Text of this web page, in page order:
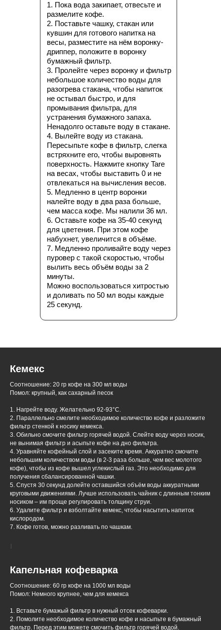
1. Пока вода закипает, отвесьте и
размелите кофе.
2. Поставьте чашку, стакан или
кувшин для готового напитка на
весы, разместите на нём воронку-
дриппер, положите в воронку
бумажный фильтр.
3. Пролейте через воронку и фильтр
небольшое количество воды для
разогрева стакана, чтобы напиток
не остывал быстро, и для
промывания фильтра, для
устранения бумажного запаха.
Ненадолго оставьте воду в стакане.
4. Вылейте воду из стакана.
Пересыпьте кофе в фильтр, слегка
встряхните его, чтобы выровнять
поверхность. Нажмите кнопку Tare
на весах, чтобы выставить 0 и не
отвлекаться на вычисления весов.
5. Медленно в центр воронки
налейте воду в два раза больше,
чем масса кофе. Мы налили 36 мл.
6. Оставьте кофе на 35-40 секунд
для цветения. При этом кофе
набухнет, увеличится в объёме.
7. Медленно проливайте воду через
пуровер с такой скоростью, чтобы
вылить весь объём воды за 2
минуты.
Можно воспользоваться хитростью
и доливать по 50 мл воды каждые
25 секунд.
Кемекс
Соотношение: 20 гр кофе на 300 мл воды
Помол: крупный, как сахарный песок
1. Нагрейте воду. Желательно 92-93°С.
2. Параллельно смелите необходимое количество кофе и разложите
фильтр стенкой к носику кемекса.
3. Обильно смочите фильтр горячей водой. Слейте воду через носик,
не вынимая фильтр и асыпьте кофе на дно фильтра.
4. Уравняйте кофейный слой и засеките время. Аккуратно смочите
небольшим количеством воды (в 2-3 раза больше, чем вес молотого
кофе), чтобы из кофе вышел углекислый газ. Это необходимо для
получения сбалансированной чашки.
5. Спустя 30 секунд долейте оставшийся объём воды аккуратными
круговыми движениями. Лучше использовать чайник с длинным тонким
носиком – им проще регулировать толщину струи.
6. Удалите фильтр и взболтайте кемекс, чтобы насытить напиток
кислородом.
7. Кофе готов, можно разливать по чашкам.
Капельная кофеварка
Соотношение: 60 гр кофе на 1000 мл воды
Помол: Немного крупнее, чем для кемекса
1. Вставьте бумажый фильтр в нужный отсек кофеварки.
2. Помолите необходимое количество кофе и насыпьте в бумажный
фильтр. Перед этим можете смочить фильтр горячей водой.